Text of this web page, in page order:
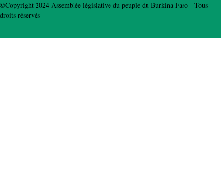
©Copyright 2024 Assemblée législative du peuple du Burkina Faso - Tous
droits réservés